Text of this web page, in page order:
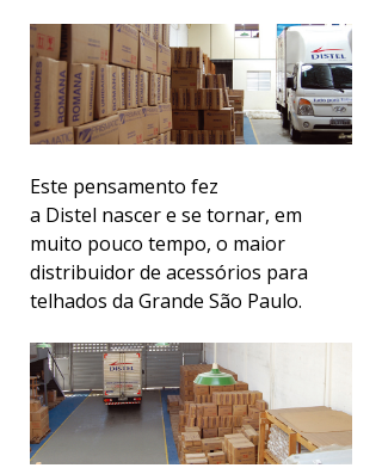
Este pensamento fez
a Distel nascer e se tornar, em
muito pouco tempo, o maior
distribuidor de acessórios para
telhados da Grande São Paulo.